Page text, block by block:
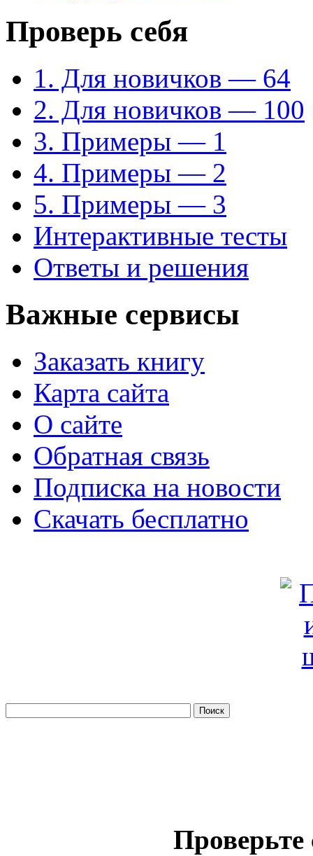
Проверь себя
1. Для новичков — 64
2. Для новичков — 100
3. Примеры — 1
4. Примеры — 2
5. Примеры — 3
Интерактивные тесты
Ответы и решения
Важные сервисы
Заказать книгу
Карта сайта
О сайте
Обратная связь
Подписка на новости
Скачать бесплатно
Проверьте